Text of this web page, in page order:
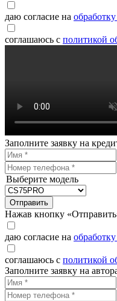
даю согласие на
соглашаюсь с политикой
Заполните заявку на
Выберите модель
Отправить
Нажав кнопку
даю согласие на
соглашаюсь с политикой
Заполните заявку на